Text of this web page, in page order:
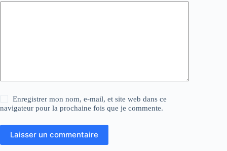
Enregistrer mon nom, e-mail, et site web dans ce
navigateur pour la prochaine fois que je commente.
Laisser un commentaire